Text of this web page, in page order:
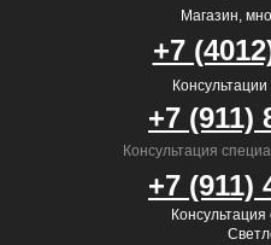
Магазин,
Консультация
Консультация
+7 (911)
+7 (911)
+7